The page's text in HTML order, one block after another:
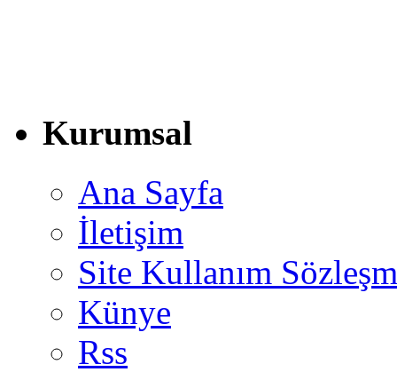
Kurumsal
Ana Sayfa
İletişim
Site Kullanım
Künye
Rss